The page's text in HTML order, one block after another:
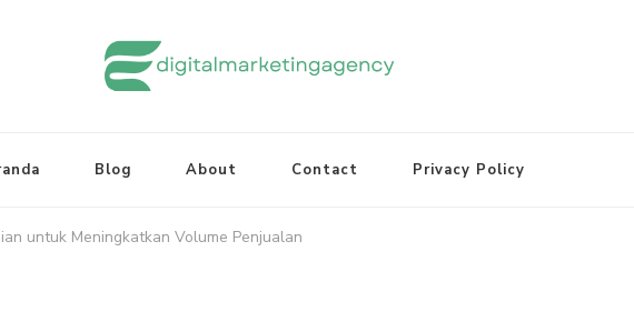
Blog About Contact Privacy Policy
untuk Meningkatkan Volume Penjualan